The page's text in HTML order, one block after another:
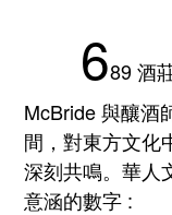
689 酒
McBride 與釀酒
間，對東方文化
深刻共鳴。華人
意涵的數字 :